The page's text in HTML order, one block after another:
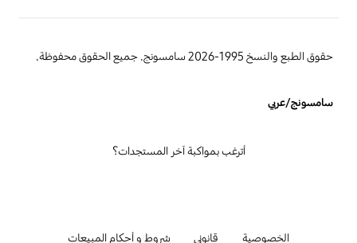
حقوق الطبع والنسخ 1995-2026 سامسونج. جميع الحقوق محفوظة.
سامسونج/عربي
الخصوصية قانوني شروط و أحكام المبيعات
أترغب بمواكبة آخر المستجدات؟